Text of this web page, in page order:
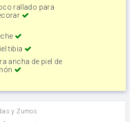
rallado para
tibia
ancha de piel de
y Zumos